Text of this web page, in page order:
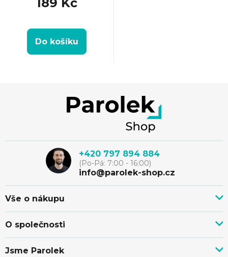
Do košíku
t
+420 797 894 884
(Po-Pá: 7:00 - 16:00)
info@parolek-shop.cz
Vše o nákupu
Doprava, platba a služby
Nákup na splátky
O společnosti
Jsme Parolek